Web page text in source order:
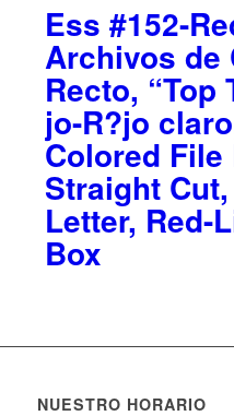
Ess #152-
Archivos de
Recto, “Top
jo-R?jo
Colored File
Straight Cut,
Letter, Red-
Box
NUESTRO HORARIO